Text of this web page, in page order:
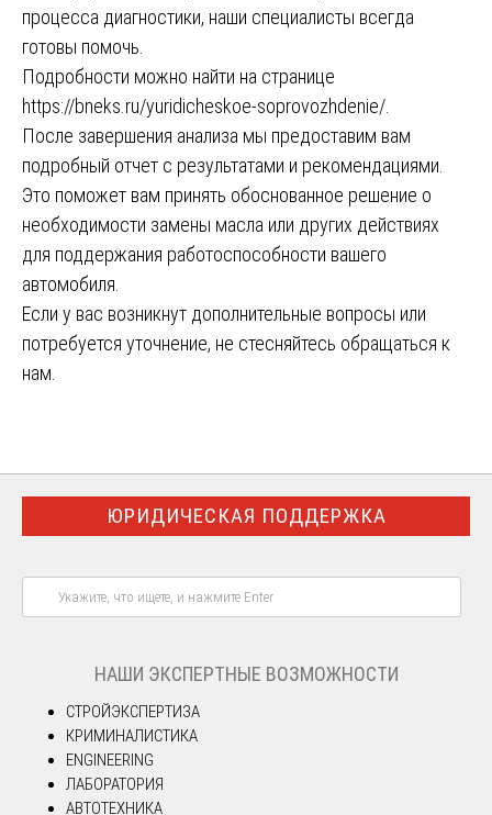
процесса диагностики, наши специалисты всегда
готовы помочь.
Подробности можно найти на странице
https://bneks.ru/yuridicheskoe-soprovozhdenie/
После завершения анализа мы предоставим вам
подробный отчет с результатами и рекомендациями.
Это поможет вам принять обоснованное решение о
необходимости замены масла или других действиях
для поддержания работоспособности вашего
автомобиля.
Если у вас возникнут дополнительные вопросы или
потребуется уточнение, не стесняйтесь обращаться к
нам.
ЮРИДИЧЕСКАЯ ПОДДЕРЖКА
НАШИ ЭКСПЕРТНЫЕ ВОЗМОЖНОСТИ
СТРОЙЭКСПЕРТИЗА
КРИМИНАЛИСТИКА
ENGINEERING
ЛАБОРАТОРИЯ
АВТОТЕХНИКА